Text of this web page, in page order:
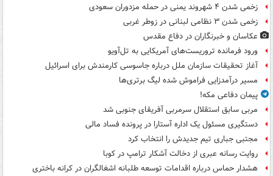
زخمی شدن ۴ شهروند یمنی در حمله مزدوران سعودی
زخمی شدن ۳ نظامی لبنانی در زوطر غربی
عکاسان و خبرنگاران در دفاع مقدس
ورود فرمانده تروریست‌های آمریکایی به تل‌آویو
آغاز تحقیقات سازمان ملل درباره جاسوسی کارمندش برای اسرائیل
مسیر درآمدزایی فراموش شده لیگ برتری‌ها
پیمان دفاعی مکه!
مربی سابق استقلال سرمربی آفریقای جنوبی شد
دستگیری مسئول یک اداره آستارا در پرونده فساد مالی
مجتبی جباری تیم جدیدش را انتخاب کرد
روایت رسانه عبری از دخالت آشکار ترامپ در کوبا
هشدار حماس درباره اقدامات توسعه طلبانه اشغالگران در کرانه باختری